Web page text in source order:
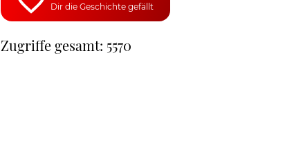
Dir die Geschichte gefällt
Zugriffe gesamt: 5570